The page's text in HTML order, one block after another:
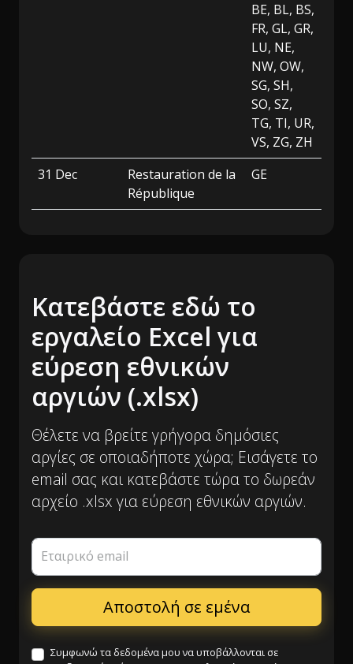
BE, BL, BS,
FR, GL, GR,
LU, NE,
NW, OW,
SG, SH,
SO, SZ,
TG, TI, UR,
VS, ZG, ZH
31 Dec
Restauration de la
République
GE
Κατεβάστε εδώ το
εργαλείο Excel για
εύρεση εθνικών
αργιών (.xlsx)
Θέλετε να βρείτε γρήγορα δημόσιες
αργίες σε οποιαδήποτε χώρα; Εισάγετε το
email σας και κατεβάστε τώρα το δωρεάν
αρχείο .xlsx για εύρεση εθνικών αργιών.
Εταιρικό email
Συμφωνώ τα δεδομένα μου να υποβάλλονται σε